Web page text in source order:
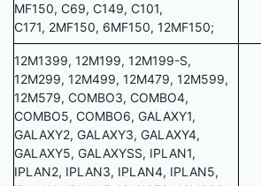
MF150, C69, C149, C101,
C171, 2MF150, 6MF150, 12MF150;
12M1399, 12M199, 12M199-S,
12M299, 12M499, 12M479, 12M599,
12M579, COMBO3, COMBO4,
COMBO5, COMBO6, GALAXY1,
GALAXY2, GALAXY3, GALAXY4,
GALAXY5, GALAXYSS, IPLAN1,
IPLAN2, IPLAN3, IPLAN4, IPLAN5,